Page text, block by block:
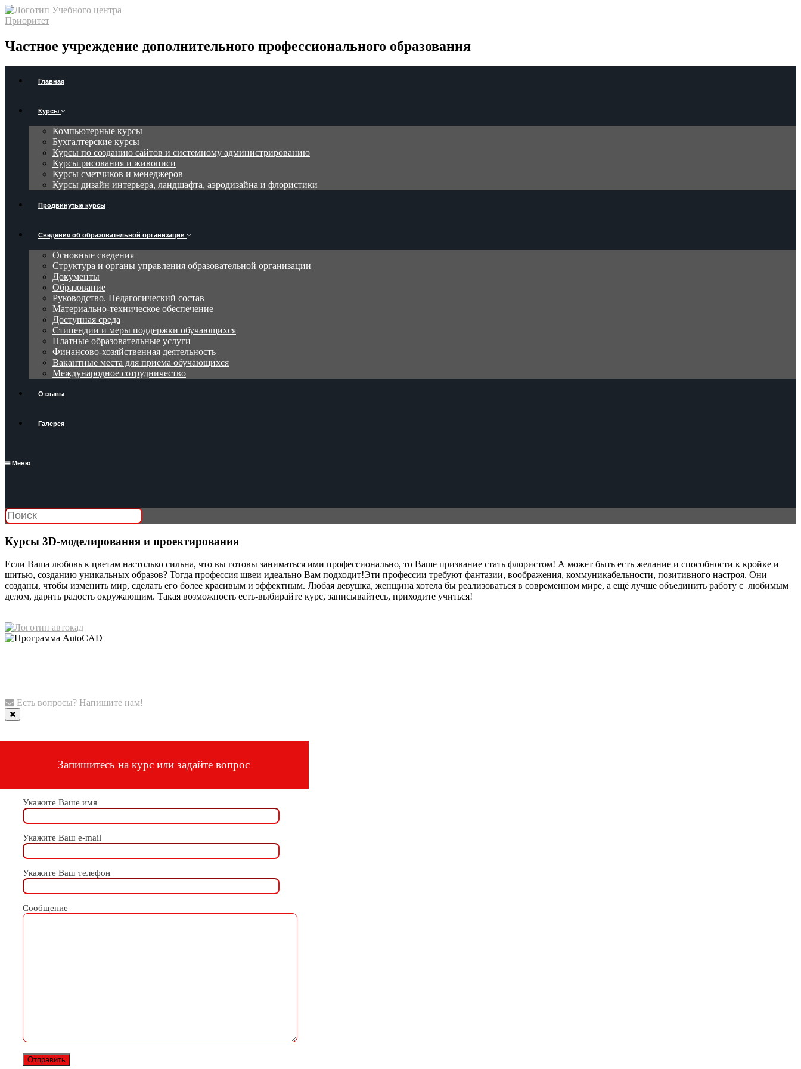
Частное учреждение дополнительного профессионального образования
Главная
Курсы
Компьютерные курсы
Бухгалтерские курсы
Курсы по созданию сайтов и системному администрированию
Курсы рисования и живописи
Курсы сметчиков и менеджеров
Курсы дизайн интерьера, ландшафта, аэродизайна и флористики
Продвинутые курсы
Сведения об образовательной организации
Основные сведения
Структура и органы управления образовательной организации
Документы
Образование
Руководство. Педагогический состав
Материально-техническое обеспечение
Доступная среда
Стипендии и меры поддержки обучающихся
Платные образовательные услуги
Финансово-хозяйственная деятельность
Вакантные места для приема обучающихся
Международное сотрудничество
Отзывы
Галерея
Меню
Курсы 3D-моделирования и проектирования
Если Ваша любовь к цветам настолько сильна, что вы готовы заниматься ими профессионально, то Ваше призвание стать флористом! А может быть есть желание и способности к кройке и
шитью, созданию уникальных образов? Тогда профессия швеи идеально Вам подходит!Эти профессии требуют фантазии, воображения, коммуникабельности, позитивного настроя. Они
созданы, чтобы изменить мир, сделать его более красивым и эффектным. Любая девушка, женщина хотела бы реализоваться в современном мире, а ещё лучше объединить работу с любимым
делом, дарить радость окружающим. Такая возможность есть-выбирайте курс, записывайтесь, приходите учиться!
Есть вопросы? Напишите нам!
Запишитесь на курс или задайте вопрос
Укажите Ваше имя
Укажите Ваш e-mail
Укажите Ваш телефон
Сообщение